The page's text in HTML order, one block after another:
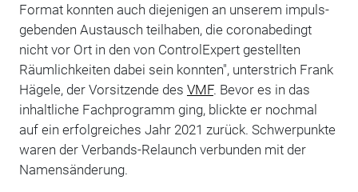
Format konnten auch diejenigen an unserem impuls­
geben­den Austausch teilhaben, die coronabedingt
nicht vor Ort in den von ControlExpert gestellten
Räumlichkeiten dabei sein konnten", unterstrich Frank
Hägele, der Vorsitzende des VMF. Bevor es in das
inhaltliche Fachprogramm ging, blickte er nochmal
auf ein erfolgreiches Jahr 2021 zurück. Schwerpunkte
waren der Verbands-Relaunch verbunden mit der
Namensänderung.